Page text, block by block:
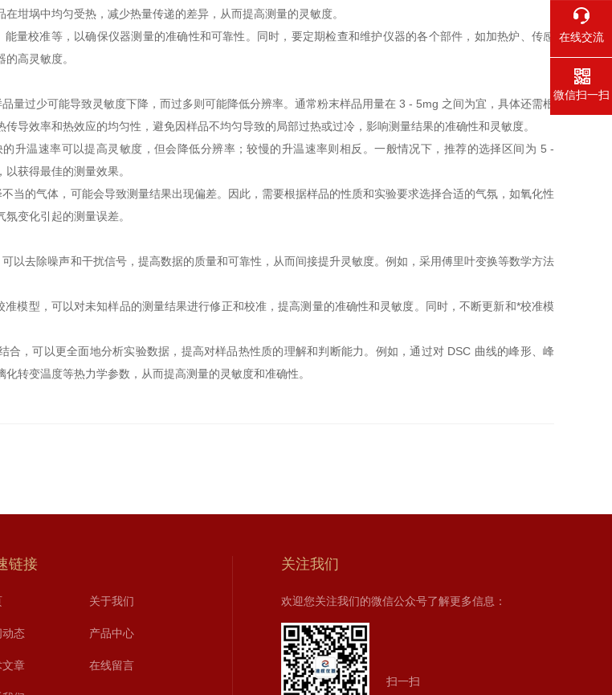
坩埚中均匀受热，减少热量传递的差异，从而提高测量的灵敏度。
校准等，以确保仪器测量的准确性和可靠性。同时，要定期检查和维护仪器的各个部件，如加热炉、传感
高灵敏度。
过少可能导致灵敏度下降，而过多则可能降低分辨率。通常粉末样品用量在 3 - 5mg 之间为宜，具体还需根
导效率和热效应的均匀性，避免因样品不均匀导致的局部过热或过冷，影响测量结果的准确性和灵敏度。
温速率可以提高灵敏度，但会降低分辨率；较慢的升温速率则相反。一般情况下，推荐的选择区间为 5 -
获得最佳的测量效果。
的气体，可能会导致测量结果出现偏差。因此，需要根据样品的性质和实验要求选择合适的气氛，如氧化性
变化引起的测量误差。
去除噪声和干扰信号，提高数据的质量和可靠性，从而间接提升灵敏度。例如，采用傅里叶变换等数学方法
型，可以对未知样品的测量结果进行修正和校准，提高测量的准确性和灵敏度。同时，不断更新和*校准模
可以更全面地分析实验数据，提高对样品热性质的理解和判断能力。例如，通过对 DSC 曲线的峰形、峰
转变温度等热力学参数，从而提高测量的灵敏度和准确性。
链接
关于我们
动态 产品中心
文章 在线留言
关注我们
欢迎您关注我们的微信公众号了解更多信息：
扫一扫
在线交流
微信扫一扫